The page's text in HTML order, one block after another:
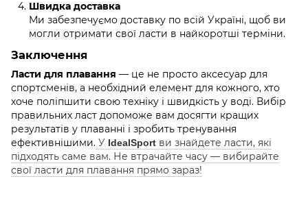
Швидка доставка
Ми забезпечуємо доставку по всій Україні, щоб ви
могли отримати свої ласти в найкоротші терміни.
Заключення
Ласти для плавання — це не просто аксесуар для
спортсменів, а необхідний елемент для кожного, хто
хоче поліпшити свою техніку і швидкість у воді. Вибір
правильних ласт допоможе вам досягти кращих
результатів у плаванні і зробить тренування
ефективнішими. У IdealSport ви знайдете ласти, які
підходять саме вам. Не втрачайте часу — вибирайте
свої ласти для плавання прямо зараз!